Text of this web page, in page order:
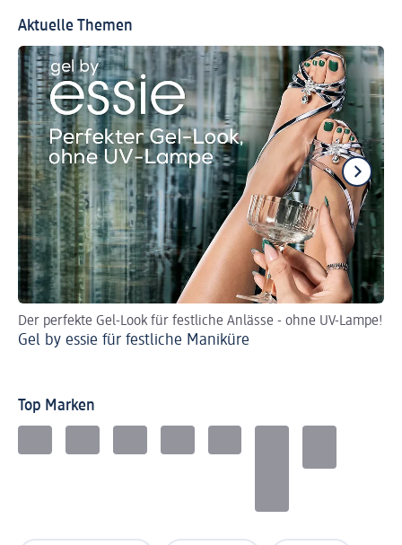
Aktuelle Themen
Der perfekte Gel-Look für festliche Anlässe - ohne UV-Lampe!
Gel by essie für festliche Maniküre
Top Marken